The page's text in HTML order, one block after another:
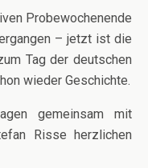
Probewochenende
– jetzt ist die
Tag der deutschen
wieder Geschichte.
gemeinsam mit
Risse herzlichen